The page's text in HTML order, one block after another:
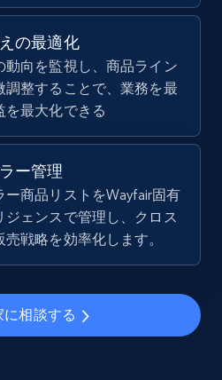
percent, and more.
今すぐ始める
TikTok shop products
Currency, Initial
percent, and more.
今すぐ始める
の最適化
動向を監視し、商品ライン
調整することで、業務を最
を最大化できる
ー管理
ー商品リストをWayfair固有
ジェンスで管理し、クロス
戦略を効率化します。
に相談する